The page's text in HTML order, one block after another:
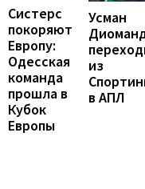
Систерс
покоряют
Европу:
Одесская
команда
прошла в
Кубок
Европы
Усман
из
в АПЛ